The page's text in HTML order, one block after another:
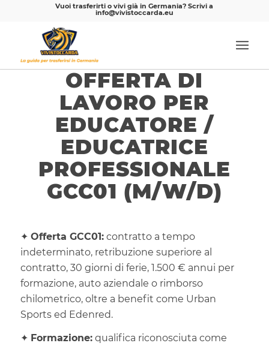
Vuoi trasferirti o vivi già in Germania? Scrivi a
info@vivistoccarda.eu
OFFERTA DI
LAVORO PER
EDUCATORE /
EDUCATRICE
PROFESSIONALE
GCC01 (M/W/D)
✦ Offerta GCC01:contratto a tempo
indeterminato, retribuzione superiore al
contratto, 30 giorni di ferie, 1.500 € annui per
formazione, auto aziendale o rimborso
chilometrico, oltre a benefit come Urban
Sports ed Edenred.
✦ Formazione:qualifica riconosciuta come